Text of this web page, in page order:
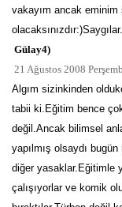
vakayım ancak
Gülay4)
21 Ağustos 2008
Algım sizinkinden
tabii ki.Eğitim bence
değil.Ancak bilimsel
yapılmış olsaydı
diğer yasaklar.Eğitimle
çalışıyorlar ve komik